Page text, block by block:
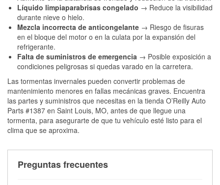
Líquido limpiaparabrisas congelado → Reduce la visibilidad
durante nieve o hielo.
Mezcla incorrecta de anticongelante → Riesgo de fisuras
en el bloque del motor o en la culata por la expansión del
refrigerante.
Falta de suministros de emergencia → Posible exposición a
condiciones peligrosas si quedas varado en la carretera.
Las tormentas invernales pueden convertir problemas de
mantenimiento menores en fallas mecánicas graves. Encuentra
las partes y suministros que necesitas en la tienda O’Reilly Auto
Parts #1387 en Saint Louis, MO, antes de que llegue una
tormenta, para asegurarte de que tu vehículo esté listo para el
clima que se aproxima.
Preguntas frecuentes